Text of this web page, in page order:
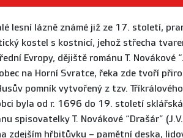
lesní lázně známé již ze 17. století,
kostel s kostnicí, jehož střecha
Evropy, dějiště románu T.
na Horní Svratce, řeka zde tvoří
pomník vytvořený z tzv.
byla od r. 1696 do 19. století
spisovatelky T. Novákové “Drašár”
zdejším hřbitůvku – pamětní deska,